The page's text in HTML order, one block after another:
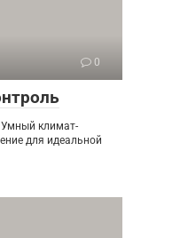
0
Умный климат-
для идеальной